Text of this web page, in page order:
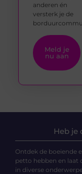
anderen én
versterk je de
Meld je
nu aan
Heb je
Ontdek de boeiende
petto hebben en laat
in diverse